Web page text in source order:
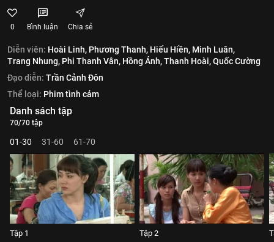
0 Bình luận Chia sẻ
Diễn viên: Hoài Linh, Phương Thanh, Hiếu Hiền, Minh Luân,
Trang Nhung, Phi Thanh Vân, Hồng Ánh,Thanh Hoài,Quốc Cường
Đạo diễn: Trần Cảnh Đôn
Thể loại: Phim tình cảm
Danh sách tập
70/70 tập
01-30 31-60 61-70
Tập 1 Tập 2